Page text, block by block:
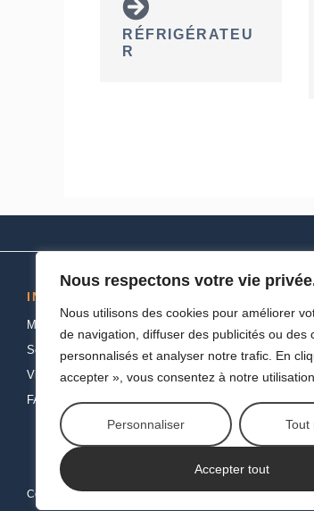
Nous respectons votre vie
Nous utilisons des cookies pour améliorer
de navigation, diffuser des publicités ou des
personnalisés et analyser notre trafic. En
accepter », vous consentez à notre
Personnaliser Tout
Accepter tout
RÉFRIGÉRATEU
R
INFORMATIONS
Mentions Légales
Service et support
Vie privée et cookies
FAQ
Cuisson
Lavage
Petit
Copyright ©2026 Vie privée et cookies Contactez-nous